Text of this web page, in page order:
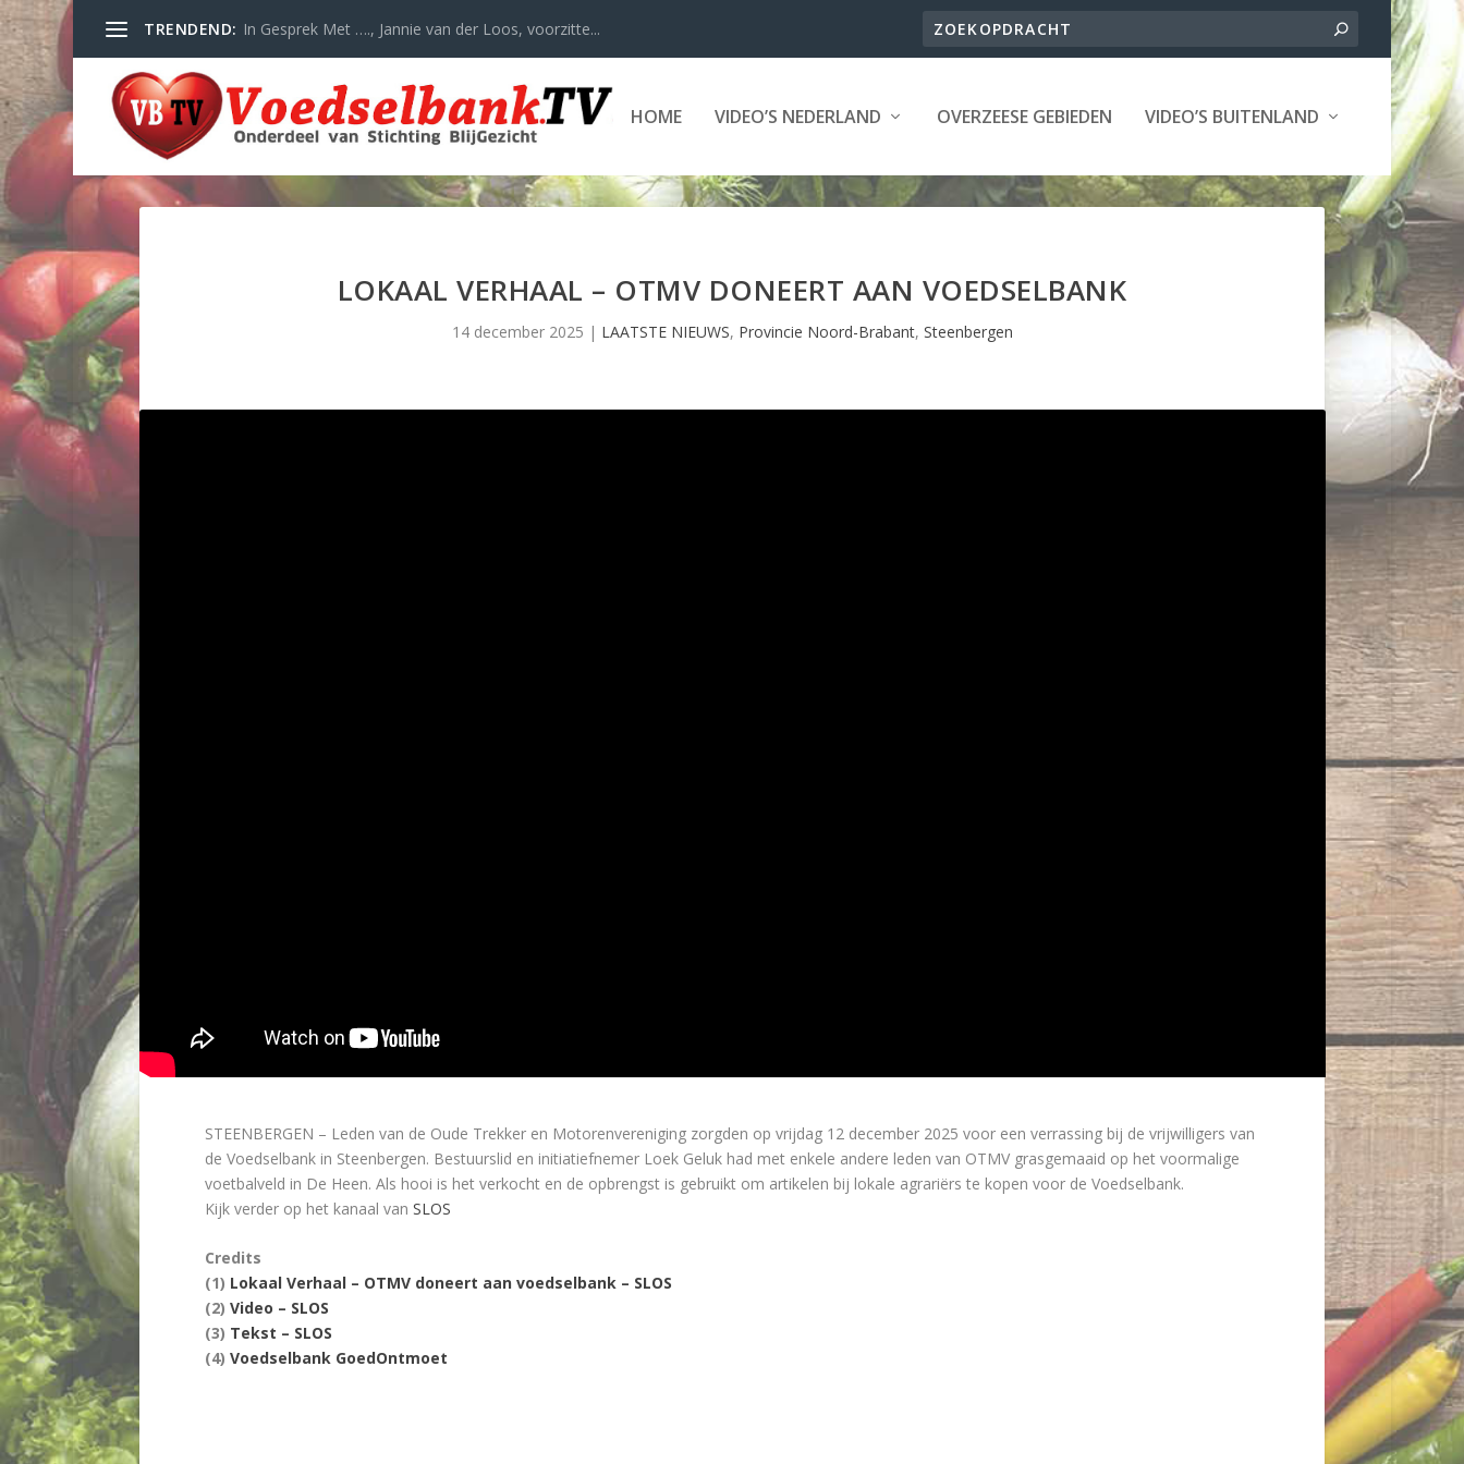
TRENDEND: In Gesprek Met …., Jannie van der Loos, voorzitte...
HOME VIDEO’S NEDERLAND OVERZEESE GEBIEDEN VIDEO’S BUITENLAND
LOKAAL VERHAAL – OTMV DONEERT AAN VOEDSELBANK
14 december 2025 | LAATSTE NIEUWS, Provincie Noord-Brabant, Steenbergen
STEENBERGEN – Leden van de Oude Trekker en Motorenvereniging zorgden op vrijdag 12 december 2025 voor een verrassing bij de vrijwilligers van
de Voedselbank in Steenbergen. Bestuurslid en initiatiefnemer Loek Geluk had met enkele andere leden van OTMV grasgemaaid op het voormalige
voetbalveld in De Heen. Als hooi is het verkocht en de opbrengst is gebruikt om artikelen bij lokale agrariërs te kopen voor de Voedselbank.
Kijk verder op het kanaal van SLOS
Credits
(1) Lokaal Verhaal – OTMV doneert aan voedselbank – SLOS
(2) Video – SLOS
(3) Tekst – SLOS
(4) Voedselbank GoedOntmoet